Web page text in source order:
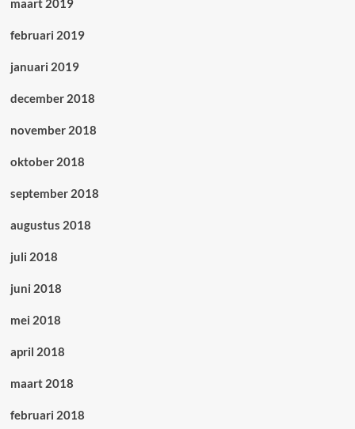
maart 2019
februari 2019
januari 2019
december 2018
november 2018
oktober 2018
september 2018
augustus 2018
juli 2018
juni 2018
mei 2018
april 2018
maart 2018
februari 2018